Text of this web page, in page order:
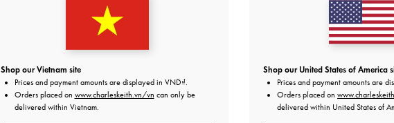
Giày sandals dạng boots Joplin-
2,150,000
Giày
Shop our Vietnam site
Prices and payment amounts are displayed in VND .
Orders placed on www.charleskeith.vn/vn can only be
delivered within Vietnam.
Shop our United States of America
Prices and payment amounts are
Orders placed on
delivered within United States of